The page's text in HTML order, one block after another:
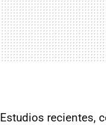
Estudios recientes,